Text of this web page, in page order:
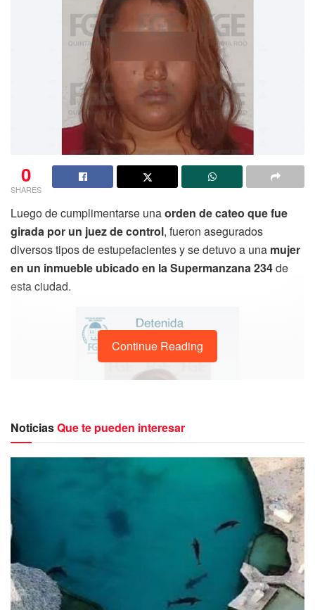
0
SHARES
Luego de cumplimentarse unaorden de cateo que fue
girada por un juez de control, fueron asegurados
diversos tipos de estupefacientes y se detuvo a una mujer
en un inmueble ubicado en la Supermanzana 234de
esta ciudad.
La diligencia fue realizada por agentes de la Fiscalía
Especializada en
Delitos contra la Salud en su
Modalidad de Narcomenudeo
en colaboración con el
Grupo de Coordinación para la Construcción de Paz y
Continue Reading
NoticiasQue te pueden interesar